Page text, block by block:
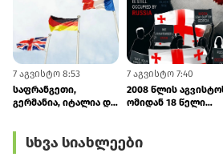
7 აგვისტო 8:53
საფრანგეთი,
გერმანია, იტალია და
საქართველოს
ოკუპაცია
7 აგვისტო 7:40
2008 წლის
ომიდან 18 წელი
საქართველოს
სხვა სიახლეები